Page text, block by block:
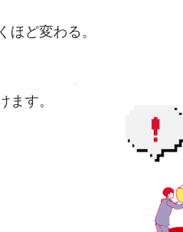
ほど変わる。
ます。